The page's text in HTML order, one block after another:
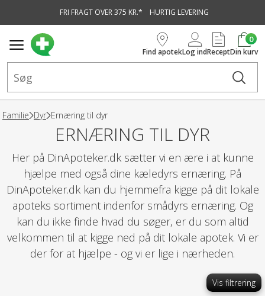
FRI FRAGT OVER 375 KR.* HURTIG LEVERING
Find apotekLog indRecept
0
Din kurv
Familie Dyr Ernæring til dyr
ERNÆRING TIL DYR
Her på DinApoteker.dk sætter vi en ære i at kunne
hjælpe med også dine kæledyrs ernæring. På
DinApoteker.dk kan du hjemmefra kigge på dit lokale
apoteks sortiment indenfor smådyrs ernæring. Og
kan du ikke finde hvad du søger, er du som altid
velkommen til at kigge ned på dit lokale apotek. Vi er
der for at hjælpe - og vi er lige i nærheden.
Vis filtrering